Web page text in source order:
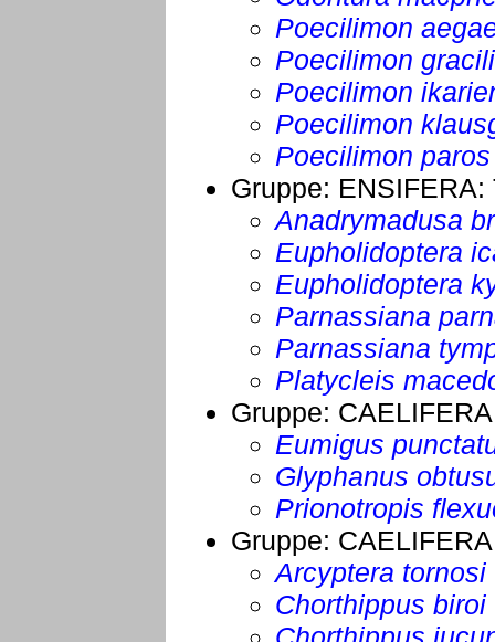
Poecilimon
Poecilimon
Poecilimon
Poecilimon
Poecilimon paros
Gruppe: ENSIFERA:
Anadrymadusa
Eupholidoptera
Eupholidoptera
Parnassiana
Parnassiana
Platycleis
Gruppe: CAELIFERA
Eumigus
Glyphanus
Prionotropis
Gruppe: CAELIFERA
Arcyptera tornosi
Chorthippus biroi